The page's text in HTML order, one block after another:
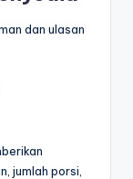
dan ulasan
jumlah porsi,